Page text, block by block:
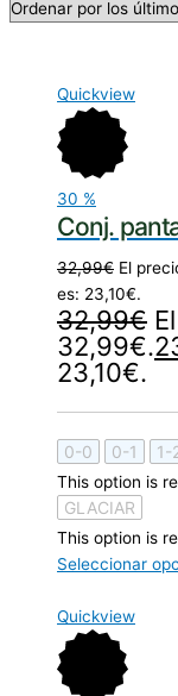
Quickview
30 %
Conj.
32,99€ El
es: 23,10€.
32,99€
32,99€.
23,10€.
0-0 0-1 1-
This option is
GLACIAR
This option is
Seleccionar
Quickview